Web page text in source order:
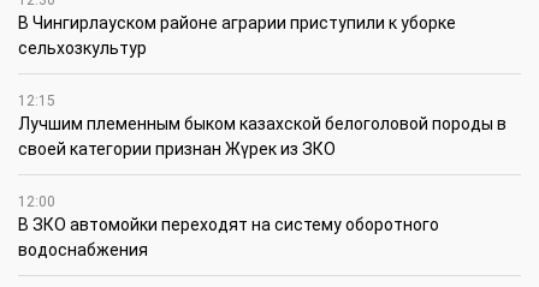
В Чингирлауском районе аграрии приступили к уборке
сельхозкультур
12:15
Лучшим племенным быком казахской белоголовой породы в
своей категории признан Жүрек из ЗКО
12:00
В ЗКО автомойки переходят на систему оборотного
водоснабжения